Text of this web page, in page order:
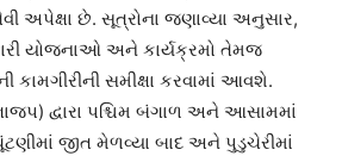
અપેક્ષા છે. સૂત્રોના જણાવ્યા અનુસાર,
યોજનાઓ અને કાર્યક્રમો તેમજ
કામગીરીની સમીક્ષા કરવામાં આવશે.
દ્વારા પશ્ચિમ બંગાળ અને આસામમાં
જીત મેળવ્યા બાદ અને પુડુચેરીમાં